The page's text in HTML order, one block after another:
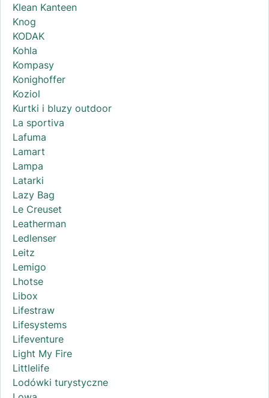
Klean Kanteen
Knog
KODAK
Kohla
Kompasy
Konighoffer
Koziol
Kurtki i bluzy outdoor
La sportiva
Lafuma
Lamart
Lampa
Latarki
Lazy Bag
Le Creuset
Leatherman
Ledlenser
Leitz
Lemigo
Lhotse
Libox
Lifestraw
Lifesystems
Lifeventure
Light My Fire
Littlelife
Lodówki turystyczne